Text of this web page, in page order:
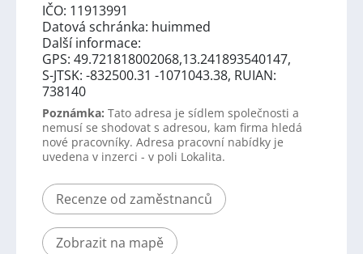
IČO: 11913991
Datová schránka: huimmed
Další informace:
GPS: 49.721818002068,13.241893540147,
S-JTSK: -832500.31 -1071043.38, RUIAN:
738140
Poznámka: Tato adresa je sídlem společnosti a
nemusí se shodovat s adresou, kam firma hledá
nové pracovníky. Adresa pracovní nabídky je
uvedena v inzerci - v poli Lokalita.
Recenze od zaměstnanců
Zobrazit na mapě